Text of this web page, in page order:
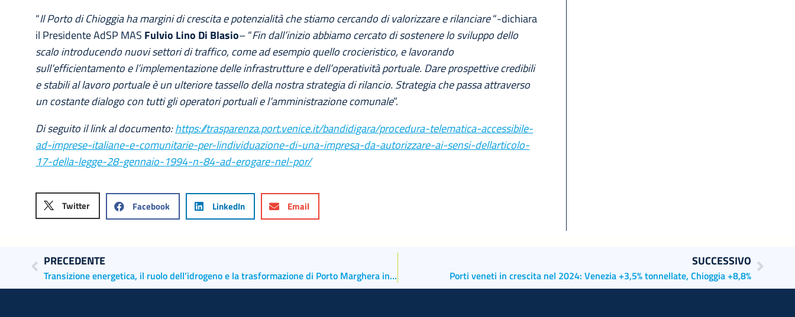
“Il Porto di Chioggia ha margini di crescita e potenzialità che stiamo cercando di valorizzare e rilanciare“-dichiara
il Presidente AdSP MAS Fulvio Lino Di Blasio– “Fin dall’inizio abbiamo cercato di sostenere lo sviluppo dello
scalo introducendo nuovi settori di traffico, come ad esempio quello crocieristico, e lavorando
sull’efficientamento e l’implementazione delle infrastrutture e dell’operatività portuale. Dare prospettive credibili
e stabili al lavoro portuale è un ulteriore tassello della nostra strategia di rilancio. Strategia che passa attraverso
un costante dialogo con tutti gli operatori portuali e l’amministrazione comunale”.
Di seguito il link al documento:https://trasparenza.port.venice.it/bandidigara/procedura-telematica-accessibile-
ad-imprese-italiane-e-comunitarie-per-lindividuazione-di-una-impresa-da-autorizzare-ai-sensi-dellarticolo-
17-della-legge-28-gennaio-1994-n-84-ad-erogare-nel-por/
Twitter Facebook LinkedIn Email
PRECEDENTE
Transizione energetica, il ruolo dell’idrogeno e la trasformazione di Porto Marghera in hub energetico
SUCCESSIVO
Porti veneti in crescita nel 2024: Venezia +3,5% tonnellate, Chioggia +8,8%